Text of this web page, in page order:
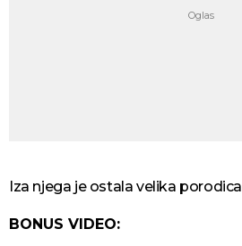
Iza njega je ostala velika
BONUS VIDEO: